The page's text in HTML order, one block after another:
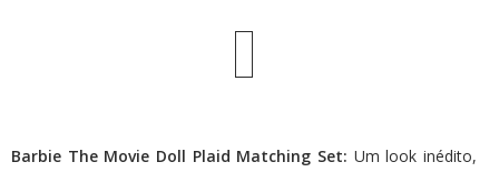
Barbie The Movie Doll Plaid Matching Set: Um look inédito,